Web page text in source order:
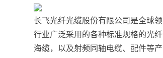
长飞光纤光缆股份有限公司是全球
行业广泛采用的各种标准规格的光
海缆，以及射频同轴电缆、配件等